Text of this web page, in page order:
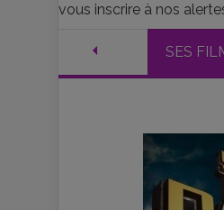
vous inscrire à nos
SES